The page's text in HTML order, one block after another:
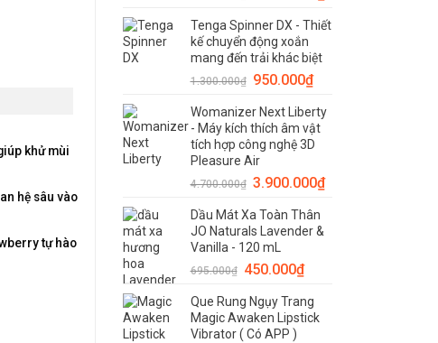
Tenga Spinner DX - Thiết
kế chuyển động xoắn
mang đến trải khác biệt
1.300.000₫ 950.000₫
Womanizer Next Liberty
- Máy kích thích âm vật
tích hợp công nghệ 3D
Pleasure Air
4.700.000₫ 3.900.000₫
Dầu Mát Xa Toàn Thân
JO Naturals Lavender &
Vanilla - 120 mL
695.000₫ 450.000₫
Que Rung Ngụy Trang
Magic Awaken Lipstick
Vibrator ( Có APP )
khử mùi
hệ sâu vào
tự hào